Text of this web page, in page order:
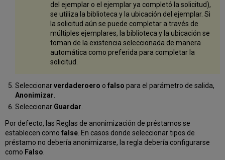
del ejemplar o el ejemplar ya completó la solicitud),
se utiliza la biblioteca y la ubicación del ejemplar. Si
la solicitud aún se puede completar a través de
múltiples ejemplares, la biblioteca y la ubicación se
toman de la existencia seleccionada de manera
automática como preferida para completar la
solicitud.
Seleccionarverdaderoero o falso para el parámetro de salida,
Anonimizar.
Seleccionar Guardar
Por defecto, las Reglas de anonimización de préstamos se
establecen comofalse En casos donde seleccionar tipos de
préstamo no debería anonimizarse, la regla debería configurarse
como Falso